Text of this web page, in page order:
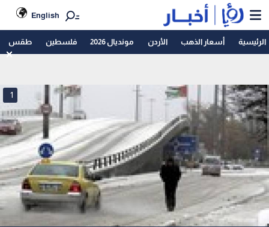
English
الرئيسية أسعار الذهب الأردن مونديال 2026 فلسطين طقس
1